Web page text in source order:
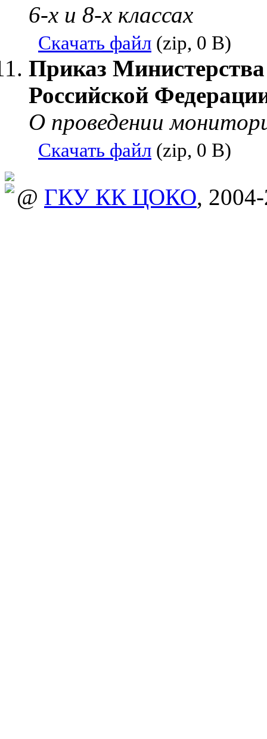
6-х и 8-х классах
Скачать файл (zip, 0 B)
Приказ
Российской
О проведении
Скачать файл (zip, 0 B)
@ ГКУ КК ЦОКО,